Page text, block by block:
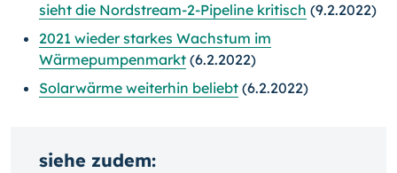
sieht die Nordstream-2-Pipeline kritisch (9.2.2022)
2021 wieder starkes Wachstum im
Wärmepumpenmarkt (6.2.2022)
Solarwärme weiterhin beliebt (6.2.2022)
siehe zudem: